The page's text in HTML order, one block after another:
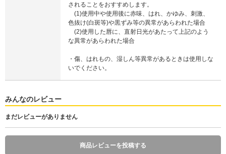
されることをおすすめします。
(1)使用中や使用後に赤味、はれ、かゆみ、刺激、
色抜け(白斑等)や黒ずみ等の異常があらわれた場合
(2)使用した唇に、直射日光があたって上記のよう
な異常があらわれた場合
・傷、はれもの、湿しん等異常があるときは使用しな
いでください。
みんなのレビュー
まだレビューがありません
商品レビューを投稿する